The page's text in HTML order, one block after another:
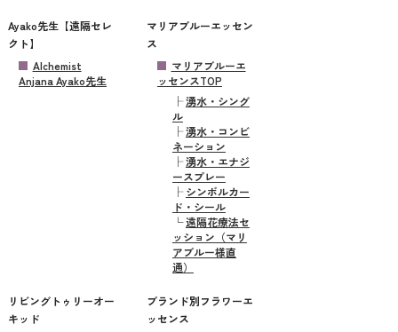
Ayako先生【遠隔セレ
クト】
Alchemist
Anjana Ayako先生
マリアブルーエッセン
ス
マリアブルーエ
ッセンスTOP
├湧水・シング
ル
├湧水・コンビ
ネーション
├湧水・エナジ
ースプレー
├ シンボルカー
ド・シール
└遠隔花療法セ
ッション（マリ
アブルー様直
通）
リビングトゥリーオー
キッド
ブランド別フラワーエ
ッセンス